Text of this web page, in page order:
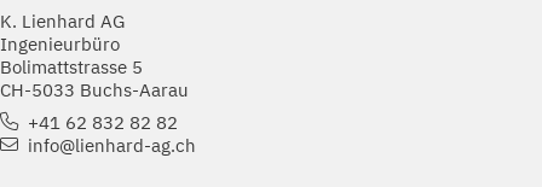
K. Lienhard AG
Ingenieurbüro
Bolimattstrasse 5
CH-5033 Buchs-Aarau
+41 62 832 82 82
info@lienhard-ag.ch